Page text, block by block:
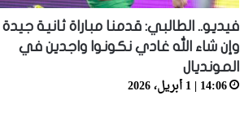
فيديو.. الطالبي: قدمنا مباراة ثانية جيدة
وإن شاء الله غادي نكونوا واجدين في
المونديال
14:06 | 1 أبريل، 2026